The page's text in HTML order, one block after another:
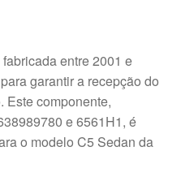
entre 2001 e
garantir a recepção do
Este componente,
e 6561H1, é
o modelo C5 Sedan da